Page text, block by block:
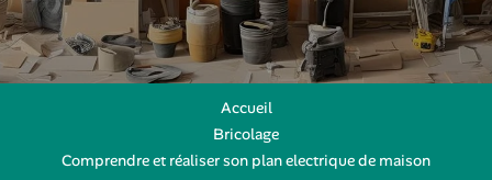
Accueil
Bricolage
Comprendre et réaliser son plan electrique de maison